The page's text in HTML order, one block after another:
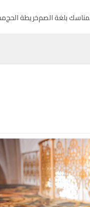
بلغة الصمخريطة الحج